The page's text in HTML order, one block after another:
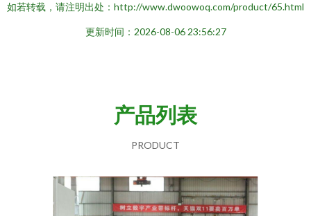
如若转载，请注明出处：http://www.dwoowoq.com/product/65.html
更新时间：2026-08-06 23:56:27
产品列表
PRODUCT